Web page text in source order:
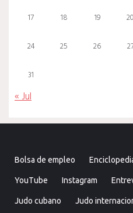
17 18 19 20
24 25 26
31
« Jul
Bolsa de empleo
YouTube Instagram
Judo cubano Judo